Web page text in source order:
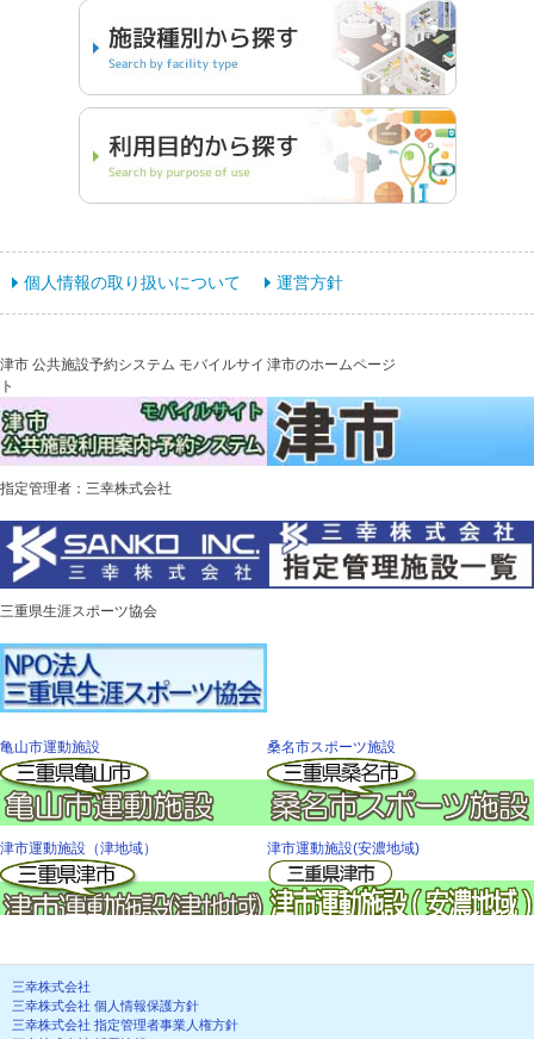
個人情報の取り扱いについて 運営方針
津市 公共施設予約システム モバイルサイ
ト
津市のホームページ
指定管理者：三幸株式会社
三重県生涯スポーツ協会